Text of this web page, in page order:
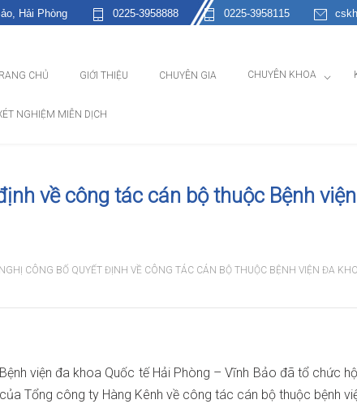
Hải Phòng 0225-3958888 0225-3958115
CHỦ GIỚI THIỆU CHUYÊN GIA CHUYÊN KHOA
NGHIỆM MIỄN DỊCH
về công tác cán bộ thuộc Bệnh
CÔNG BỐ QUYẾT ĐỊNH VỀ CÔNG TÁC CÁN BỘ THUỘC BỆNH VIỆN ĐA
viện đa khoa Quốc tế Hải Phòng – Vĩnh Bảo đã tổ chức
Tổng công ty Hàng Kênh về công tác cán bộ thuộc bệnh